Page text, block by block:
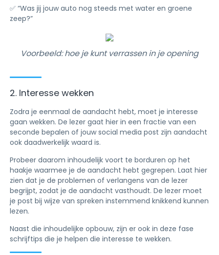
✅ “Was jij jouw auto nog steeds met water en groene
zeep?”
Voorbeeld: hoe je kunt verrassen in je opening
2. Interesse wekken
Zodra je eenmaal de aandacht hebt, moet je interesse
gaan wekken. De lezer gaat hier in een fractie van een
seconde bepalen of jouw social media post zijn aandacht
ook daadwerkelijk waard is.
Probeer daarom inhoudelijk voort te borduren op het
haakje waarmee je de aandacht hebt gegrepen. Laat hier
zien dat je de problemen of verlangens van de lezer
begrijpt, zodat je de aandacht vasthoudt. De lezer moet
je post bij wijze van spreken instemmend knikkend kunnen
lezen.
Naast die inhoudelijke opbouw, zijn er ook in deze fase
schrijftips die je helpen die interesse te wekken.